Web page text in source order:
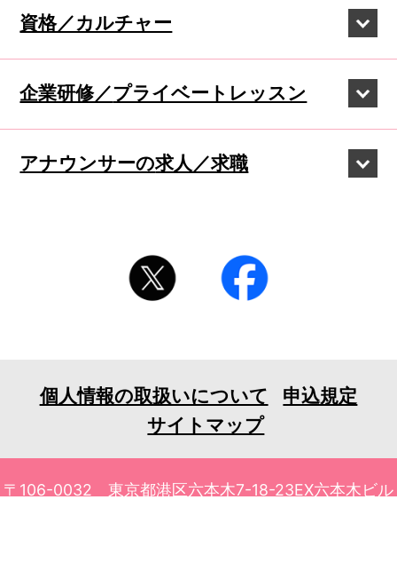
資格／カルチャー
企業研修／プライベートレッスン
アナウンサーの求人／求職
個人情報の取扱いについて
申込規定
サイトマップ
〒106-0032 東京都港区六本木7-18-23EX六本木ビル